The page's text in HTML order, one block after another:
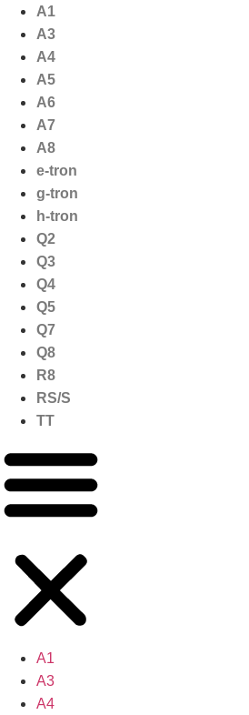
naar
inhoud
A1
A3
A4
A5
A6
A7
A8
e-tron
g-tron
h-tron
Q2
Q3
Q4
Q5
Q7
Q8
R8
RS/S
TT
A1
A3
A4